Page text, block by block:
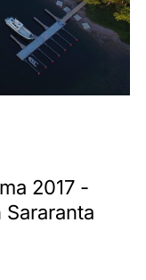
2017 -